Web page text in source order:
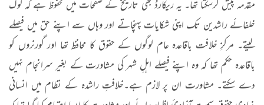
مقدمہ پیش کرسکتا تھا۔ یہ ریکارڈ بھی تاریخ کے صفحات میں محفوظ ہے کہ لوگ
خلفائے راشدین تک اپنی شکایات پہنچاتے اور وہاں سے اپنے حق میں فیصلے
لیتے۔ مرکزِ خلافت باقاعدہ عام لوگوں کے حقوق کا محافظ تھا اور گورنروں کو
باقاعدہ حکم تھا کہ وہ اپنے فیصلے اہلِ شہر کی مشاورت کے بغیر سرانجام نہیں
دے سکتے۔ مشاورت ان پر لازم ہے۔خلافتِ راشدہ کے نظام میں انسانی